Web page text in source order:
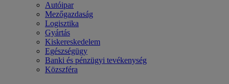
Autóipar
Mezőgazdaság
Logisztika
Gyártás
Kiskereskedelem
Egészségügy
Banki és pénzügyi tevékenység
Közszféra